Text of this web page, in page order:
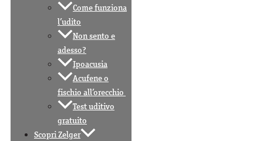
Come funziona
l’udito
Non sento e
adesso?
Ipoacusia
Acufene o
fischio all’orecchio
Test uditivo
gratuito
Scopri Zelger